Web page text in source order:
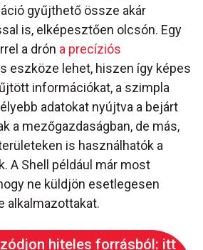
gyűjthető össze akár
is, elképesztően olcsón. Egy
a drón a precíziós
eszköze lehet, hiszen így képes
információkat, a szimpla
adatokat nyújtva a bejárt
a mezőgazdaságban, de más,
is használhatók a
A Shell például már most
ne küldjön esetlegesen
alkalmazottakat.
hiteles forrásból: itt